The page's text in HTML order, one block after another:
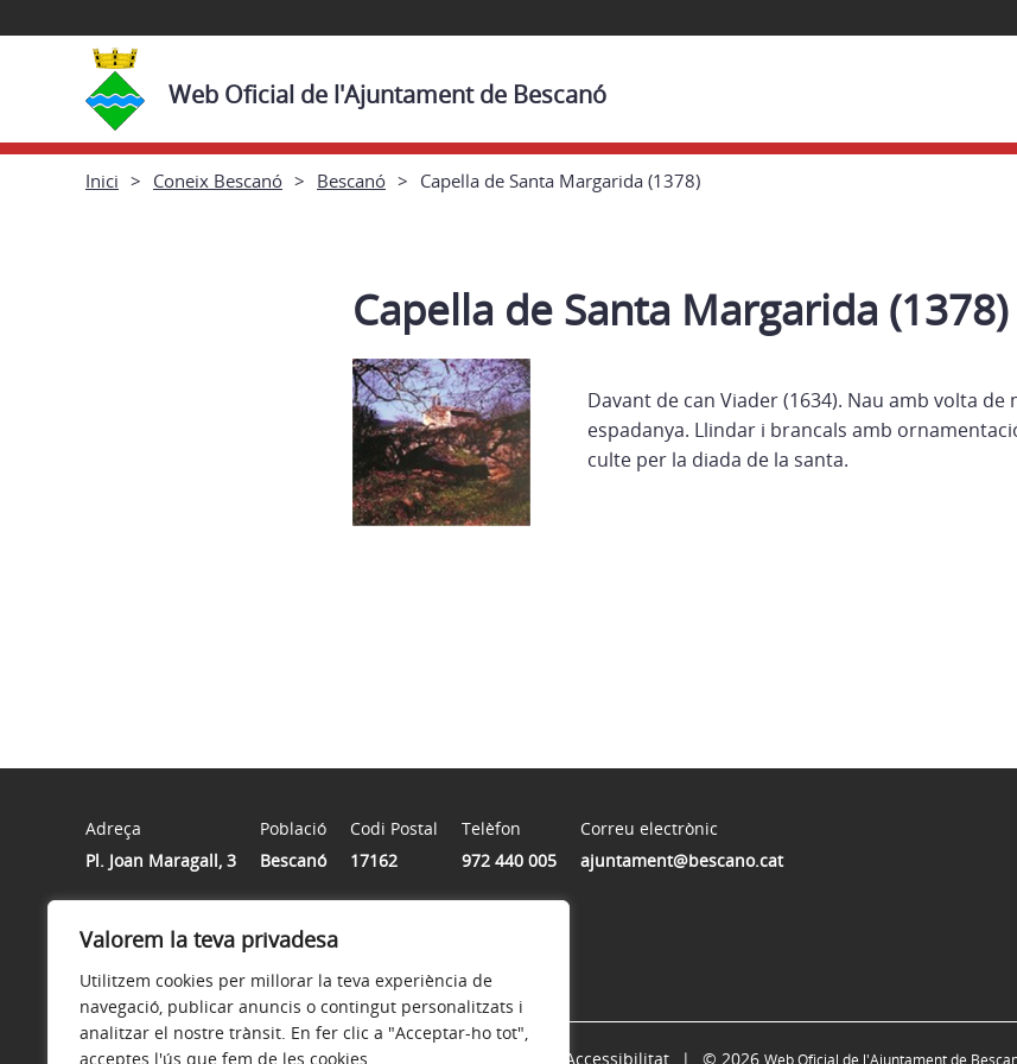
Valorem la teva privadesa
Utilitzem cookies per millorar la teva experiència de
navegació, publicar anuncis o contingut personalitzats i
analitzar el nostre trànsit. En fer clic a "Acceptar-ho tot",
acceptes l'ús que fem de les cookies.
Web Oficial de l'Ajuntament de Bescanó
Inici Coneix Bescanó Bescanó Capella de Santa Margarida (1378)
Capella de Santa Margarida (1378)
Davant de can Viader (1634). Nau amb volta de
espadanya. Llindar i brancals amb
culte per la diada de la santa.
Adreça
Pl. Joan Maragall, 3
Població
Bescanó
Codi Postal
17162
Telèfon
972 440 005
Correu electrònic
ajuntament@bescano.cat
Horari
Avís legal Política de privacitat Accessibilitat © 2026